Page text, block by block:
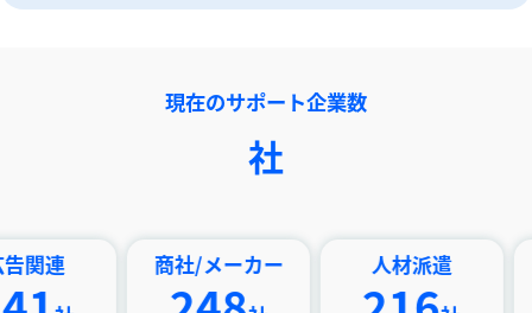
現在のサポート企業数
社
商社/メーカー 人材派遣